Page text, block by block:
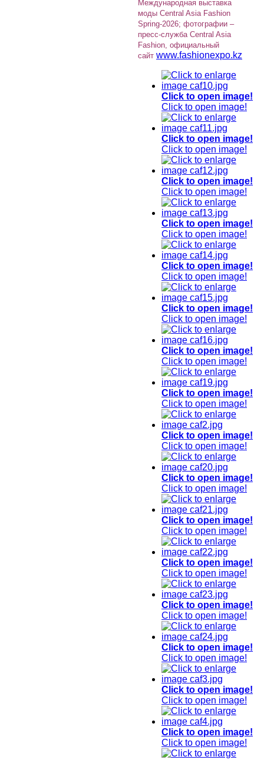
Международная выставка
моды Central Asia Fashion
Spring-2026; фотографии –
пресс-служба Central Asia
Fashion, официальный
сайт www.fashionexpo.kz
Click to open image!
Click to open image!
Click to open image!
Click to open image!
Click to open image!
Click to open image!
Click to open image!
Click to open image!
Click to open image!
Click to open image!
Click to open image!
Click to open image!
Click to open image!
Click to open image!
Click to open image!
Click to open image!
Click to open image!
Click to open image!
Click to open image!
Click to open image!
Click to open image!
Click to open image!
Click to open image!
Click to open image!
Click to open image!
Click to open image!
Click to open image!
Click to open image!
Click to open image!
Click to open image!
Click to open image!
Click to open image!